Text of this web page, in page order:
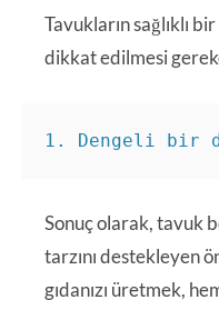
Tavukların sağlıklı
dikkat edilmesi
1. Dengeli bir
Sonuç olarak, tavuk
tarzını destekleyen
gıdanızı üretmek,